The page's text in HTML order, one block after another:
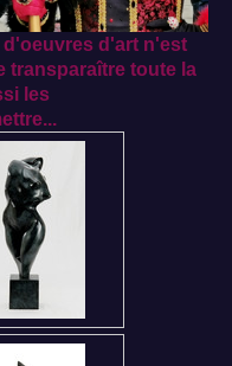
d'art n'est
transparaître toute la
les